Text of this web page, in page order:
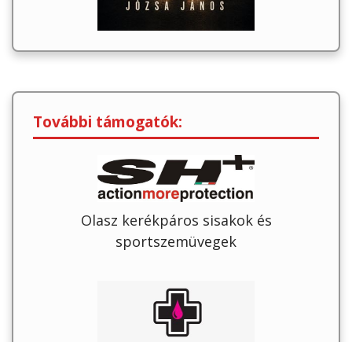
További támogatók:
Olasz kerékpáros sisakok és
sportszemüvegek